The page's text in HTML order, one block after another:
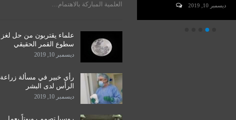
ديسمبر 10, 2019 ديسمبر 10, 2019
العلمية المباركة بالاهتمام…
علماء يقتربون من حل لغز
سطوع القمر الحقيقي
ديسمبر 10, 2019
رأي خبير في مسألة زراعة
الرأس لدى البشر
ديسمبر 10, 2019